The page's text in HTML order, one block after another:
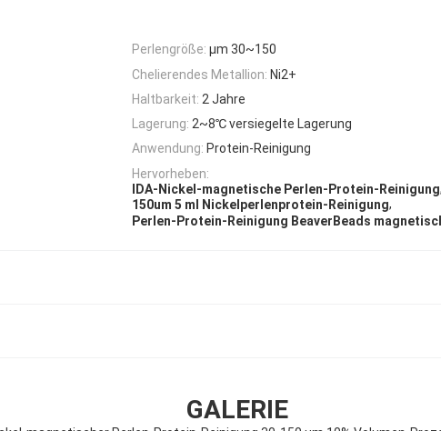
Perlengröße: μm 30~150
Chelierendes Metallion: Ni2+
Haltbarkeit: 2 Jahre
Lagerung: 2~8℃ versiegelte Lagerung
Anwendung: Protein-Reinigung
Hervorheben:
IDA-Nickel-magnetische Perlen-Protein-Reinigung
150um 5 ml Nickelperlenprotein-Reinigung,
Perlen-Protein-Reinigung BeaverBeads
GALERIE